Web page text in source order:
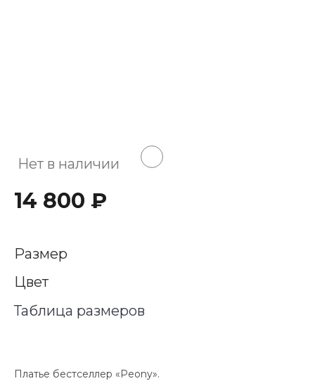
Нет в наличии
14 800 ₽
Размер
Цвет
Таблица размеров
Платье бестселлер «Peony».